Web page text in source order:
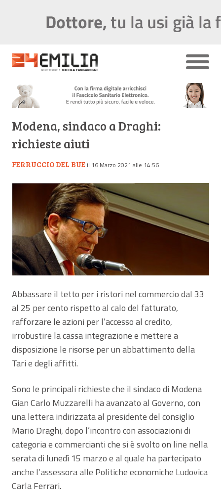
Modena, sindaco a Draghi:
richieste aiuti
FERRUCCIO DEL BUE il 16 Marzo 2021 alle 14:56
Abbassare il tetto per i ristori nel commercio dal 33
al 25 per cento rispetto al calo del fatturato,
rafforzare le azioni per l’accesso al credito,
irrobustire la cassa integrazione e mettere a
disposizione le risorse per un abbattimento della
Tari e degli affitti.
Sono le principali richieste che il sindaco di Modena
Gian Carlo Muzzarelli ha avanzato al Governo, con
una lettera indirizzata al presidente del consiglio
Mario Draghi, dopo l’incontro con associazioni di
categoria e commercianti che si è svolto on line nella
serata di lunedì 15 marzo e al quale ha partecipato
anche l’assessora alle Politiche economiche Ludovica
Carla Ferrari.